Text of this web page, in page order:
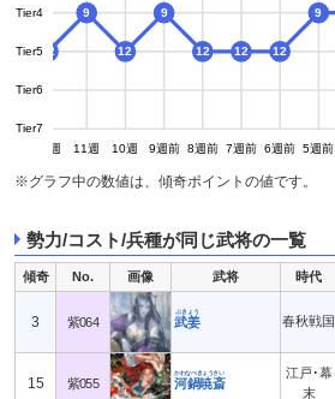
Tier4
Tier5
Tier6
Tier7
12週 11週 10週 9週前 8週前 7週前 6週前 5週前
12
9
12
9
12 12 12
9
※グラフ中の数値は、傾奇ポイントの値です。
勢力/コスト/兵種が同じ武将の一覧
傾奇 No. 画像 武将 時代
3 紫064 武姜
ぶきょう
春秋戦国
15 紫055 河鍋暁斎
かわなべきょうさい
江戸･幕
末